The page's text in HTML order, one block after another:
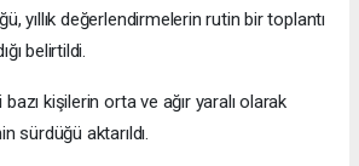
yıllık değerlendirmelerin rutin bir toplantı
belirtildi.
bazı kişilerin orta ve ağır yaralı olarak
sürdüğü aktarıldı.